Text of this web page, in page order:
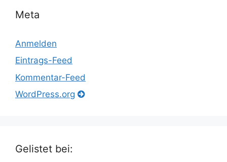
Meta
Anmelden
Eintrags-Feed
Kommentar-Feed
WordPress.org
Gelistet bei: